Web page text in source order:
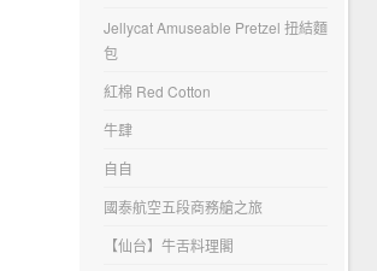
Jellycat Amuseable Pretzel 扭結麵
包
紅棉 Red Cotton
牛肆
自自
國泰航空五段商務艙之旅
【仙台】牛舌料理閣